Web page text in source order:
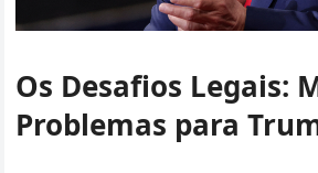
Os Desafios Legais:
Problemas para